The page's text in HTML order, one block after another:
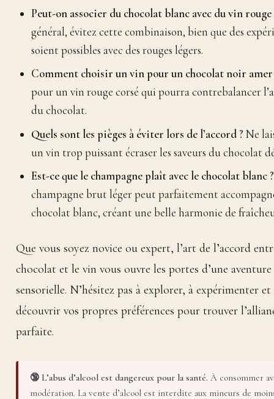
Peut-on associer du chocolat blanc avec du vin rouge
général, évitez cette combinaison, bien que des
soient possibles avec des rouges légers.
Comment choisir un vin pour un chocolat noir amer
pour un vin rouge corsé qui pourra contrebalancer
du chocolat.
Quels sont les pièges à éviter lors de l’accord ? Ne
un vin trop puissant écraser les saveurs du chocolat
Est-ce que le champagne plaît avec le chocolat blanc ?
champagne brut léger peut parfaitement
chocolat blanc, créant une belle harmonie de
Que vous soyez novice ou expert, l’art de l’accord
chocolat et le vin vous ouvre les portes d’une aventure
sensorielle. N’hésitez pas à explorer, à expérimenter et
découvrir vos propres préférences pour trouver
parfaite.
🔞 L’abus d’alcool est dangereux pour la santé. À consommer
modération. La vente d’alcool est interdite aux mineurs de